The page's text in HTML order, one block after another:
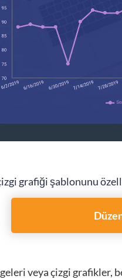
grafiği şablonunu
veya çizgi grafikler,